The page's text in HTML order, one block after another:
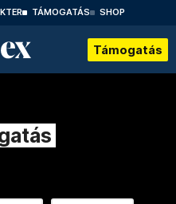
TÁMOGATÁS SHOP
Támogatás